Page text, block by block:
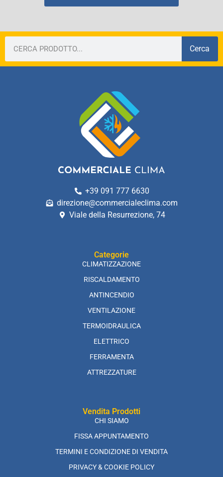
Cerca
+39 091 777 6630
direzione@commercialeclima.com
Viale della Resurrezione, 74
Categorie
CLIMATIZZAZIONE
RISCALDAMENTO
ANTINCENDIO
VENTILAZIONE
TERMOIDRAULICA
ELETTRICO
FERRAMENTA
ATTREZZATURE
Vendita Prodotti
CHI SIAMO
FISSA APPUNTAMENTO
TERMINI E CONDIZIONE DI VENDITA
PRIVACY & COOKIE POLICY